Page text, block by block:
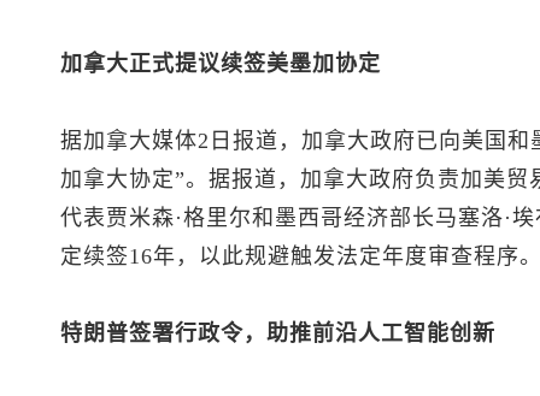
加拿大正式提议续签美墨加协定
据加拿大媒体2日报道，加拿大政府已向美国
加拿大协定”。据报道，加拿大政府负责加美
代表贾米森·格里尔和墨西哥经济部长马塞洛·
定续签16年，以此规避触发法定年度审查程序
特朗普签署行政令，助推前沿人工智能创新